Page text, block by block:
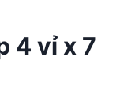
4 vỉ x 7